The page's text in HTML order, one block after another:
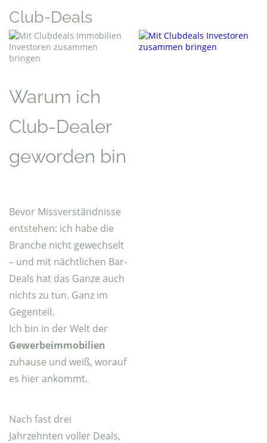
Club-Deals
Warum ich
Club-Dealer
geworden bin
Bevor Missverständnisse
entstehen: ich habe die
Branche nicht gewechselt
– und mit nächtlichen Bar-
Deals hat das Ganze auch
nichts zu tun. Ganz im
Gegenteil.
Ich bin in der Welt der
Gewerbeimmobilien
zuhause und weiß, worauf
es hier ankommt.
Nach fast drei
Jahrzehnten voller Deals,